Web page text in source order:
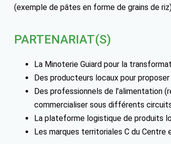
(exemple de pâtes en forme de grains de
PARTENARIAT(S)
La Minoterie Guiard pour la
Des producteurs locaux pour
Des professionnels de l’alimentation
commercialiser sous différents
La plateforme logistique de produits
Les marques territoriales C du